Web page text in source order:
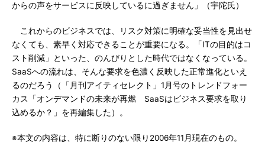
からの声をサービスに反映しているに過ぎません」（宇陀氏）
これからのビジネスでは、リスク対策に明確な妥当性を見出せ
なくても、素早く対応できることが重要になる。「ITの目的はコ
スト削減」といった、のんびりとした時代ではなくなっている。
SaaSへの流れは、そんな要求を色濃く反映した正常進化といえ
るのだろう（「月刊アイティセレクト」1月号のトレンドフォー
カス「オンデマンドの未来が再燃 SaaSはビジネス要求を取り
込めるか？」を再編集した）。
※本文の内容は、特に断りのない限り2006年11月現在のもの。